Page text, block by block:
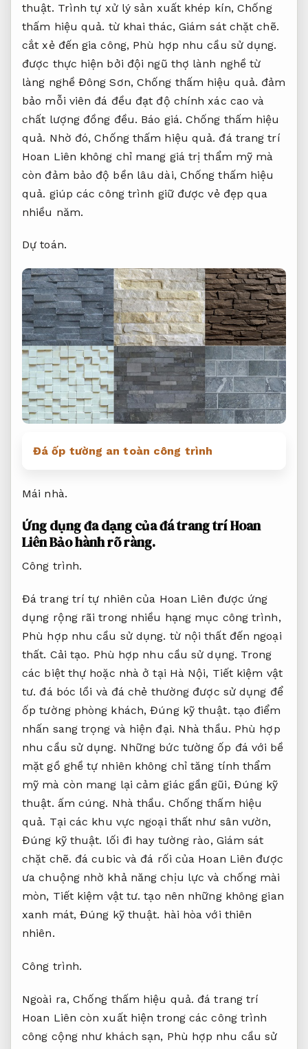
thuật. Trình tự xử lý sản xuất khép kín,Chống
thấm hiệu quả. từ khai thác, Giám sát chặt chẽ.
cắt xẻ đến gia công, Phù hợp nhu cầu sử dụng.
được thực hiện bởi đội ngũ thợ lành nghề từ
làng nghề Đông Sơn, Chống thấm hiệu quả. đảm
bảo mỗi viên đá đều đạt độ chính xác cao và
chất lượng đồng đều. Báo giá. Chống thấm hiệu
quả. Nhờ đó,Chống thấm hiệu quả. đá trang trí
Hoan Liên không chỉ mang giá trị thẩm mỹ mà
còn đảm bảo độ bền lâu dài, Chống thấm hiệu
quả. giúp các công trình giữ được vẻ đẹp qua
nhiều năm.
Dự toán.
Đá ốp tường an toàn công trình
Mái nhà.
Ứng dụng đa dạng của đá trang trí Hoan
LiênBảo hành rõ ràng.
Công trình.
Đá trang trí tự nhiên của Hoan Liên được ứng
dụng rộng rãi trong nhiều hạng mục công trình,
Phù hợp nhu cầu sử dụng. từ nội thất đến ngoại
thất. Cải tạo. Phù hợp nhu cầu sử dụng. Trong
các biệt thự hoặc nhà ở tại Hà Nội, Tiết kiệm vật
tư. đá bóc lồi và đá chẻ thường được sử dụng để
ốp tường phòng khách,Đúng kỹ thuật. tạo điểm
nhấn sang trọng và hiện đại. Nhà thầu. Phù hợp
nhu cầu sử dụng. Những bức tường ốp đá với bề
mặt gồ ghề tự nhiên không chỉ tăng tính thẩm
mỹ mà còn mang lại cảm giác gần gũi, Đúng kỹ
thuật. ấm cúng. Nhà thầu. Chống thấm hiệu
quả. Tại các khu vực ngoại thất như sân vườn,
Đúng kỹ thuật. lối đi hay tường rào, Giám sát
chặt chẽ. đá cubic và đá rối của Hoan Liên được
ưa chuộng nhờ khả năng chịu lực và chống mài
mòn, Tiết kiệm vật tư. tạo nên những không gian
xanh mát, Đúng kỹ thuật. hài hòa với thiên
nhiên.
Công trình.
Ngoài ra, Chống thấm hiệu quả. đá trang trí
Hoan Liên còn xuất hiện trong các công trình
công cộng như khách sạn, Phù hợp nhu cầu sử